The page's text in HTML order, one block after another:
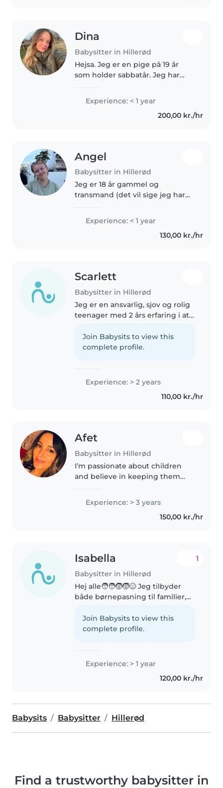
Dina
Babysitter in Hillerød
Hejsa. Jeg er en pige på 19 år
som holder sabbatår. Jeg har
Været sanglærer for en ung pige
og hjulpet en ukrainsk pige
Experience: < 1 year
200,00 kr./hr
Angel
Babysitter in Hillerød
Jeg er 18 år gammel og
transmand (det vil sige jeg har
store erfaring med at passe børn
men har mindre kusiner og
fætre jeg har taget mig lidt af,
Experience: < 1 year
130,00 kr./hr
Scarlett
Babysitter in Hillerød
Jeg er en ansvarlig, sjov og rolig
teenager med 2 års erfaring i at
skolealder. Jeg er glad for at
tegne, læse, spille musik og lege.
Join Babysits to view this
complete profile.
Experience: > 2 years
110,00 kr./hr
Afet
Babysitter in Hillerød
I’m passionate about children
and believe in keeping them
homeschooled my daughter
from age 2.5 to 12 and have cared
for children ages 1–10. I love
Experience: > 3 years
150,00 kr./hr
Isabella
Babysitter in Hillerød
1
Hej alle🧑🧑🧒🧒😊 Jeg tilbyder
både børnepasning til familier,
hjælp og ro i hverdagen - eller
bare lejlighedsvis ((: Mit navn er
Join Babysits to view this
complete profile.
Experience: > 1 year
120,00 kr./hr
Babysits Babysitter Hillerød
Find a trustworthy babysitter in